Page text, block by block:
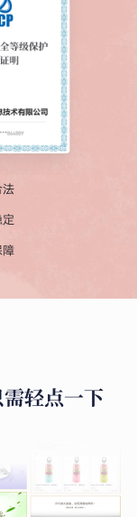
法
障
轻点一下